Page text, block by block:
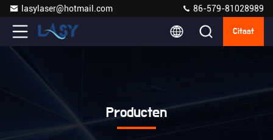
lasylaser@hotmail.com 86-579-81028989
Citaat
Producten